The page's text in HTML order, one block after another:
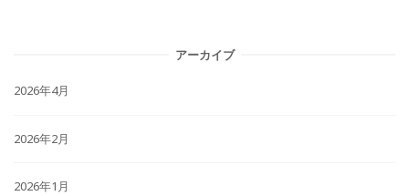
アーカイブ
2026年4月
2026年2月
2026年1月